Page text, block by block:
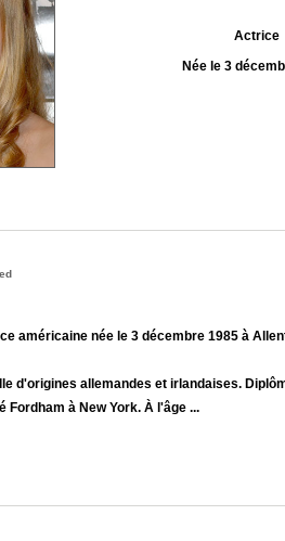
Actrice
Née le 3
américaine née le 3 décembre 1985 à
d'origines allemandes et irlandaises.
Fordham à New York. À l'âge ...